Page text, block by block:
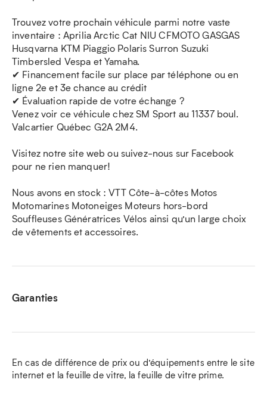
Trouvez votre prochain véhicule parmi notre vaste
inventaire : Aprilia Arctic Cat NIU CFMOTO GASGAS
Husqvarna KTM Piaggio Polaris Surron Suzuki
Timbersled Vespa et Yamaha.
✔ Financement facile sur place par téléphone ou en
ligne 2e et 3e chance au crédit
✔ Évaluation rapide de votre échange ?
Venez voir ce véhicule chez SM Sport au 11337 boul.
Valcartier Québec G2A 2M4.
Visitez notre site web ou suivez-nous sur Facebook
pour ne rien manquer!
Nous avons en stock : VTT Côte-à-côtes Motos
Motomarines Motoneiges Moteurs hors-bord
Souffleuses Génératrices Vélos ainsi qu’un large choix
de vêtements et accessoires.
Garanties
En cas de différence de prix ou d’équipements entre le site
internet et la feuille de vitre, la feuille de vitre prime.